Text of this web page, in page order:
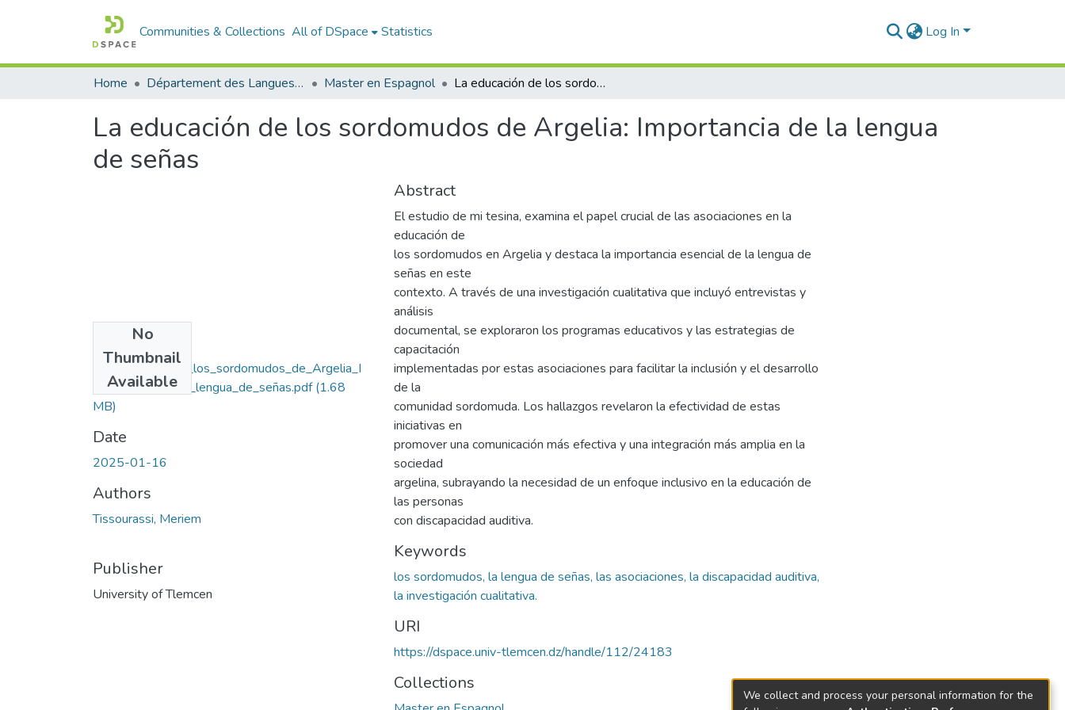
Communities & Collections All of DSpace Statistics Log In
Home Département des Langues étrangères Master en Espagnol La educación de los sordomudos de Argelia: Importancia de la lengua de señas
La educación de los sordomudos de Argelia: Importancia de la lengua
de señas
No
Thumbnail
Available
La_educación_de_los_sordomudos_de_Argelia_I
mportancia_de_la_lengua_de_señas.pdf(1.68
MB)
Date
2025-01-16
Authors
Tissourassi, Meriem
Publisher
University of Tlemcen
Abstract
El estudio de mi tesina, examina el papel crucial de las asociaciones en la
educación de
los sordomudos en Argelia y destaca la importancia esencial de la lengua de
señas en este
contexto. A través de una investigación cualitativa que incluyó entrevistas y
análisis
documental, se exploraron los programas educativos y las estrategias de
capacitación
implementadas por estas asociaciones para facilitar la inclusión y el desarrollo
de la
comunidad sordomuda. Los hallazgos revelaron la efectividad de estas
iniciativas en
promover una comunicación más efectiva y una integración más amplia en la
sociedad
argelina, subrayando la necesidad de un enfoque inclusivo en la educación de
las personas
con discapacidad auditiva.
Keywords
los sordomudos, la lengua de señas, las asociaciones, la discapacidad auditiva,
la investigación cualitativa.
URI
https://dspace.univ-tlemcen.dz/handle/112/24183
Collections
We collect and process your personal information for the